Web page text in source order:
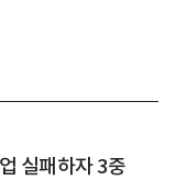
실패하자 3중